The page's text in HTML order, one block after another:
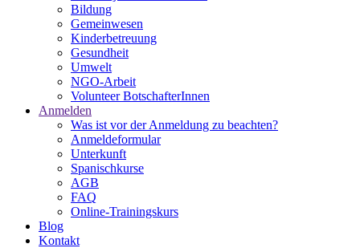
Bildung
Gemeinwesen
Kinderbetreuung
Gesundheit
Umwelt
NGO-Arbeit
Volunteer BotschafterInnen
Anmelden
Was ist vor der Anmeldung zu beachten?
Anmeldeformular
Unterkunft
Spanischkurse
AGB
FAQ
Online-Trainingskurs
Blog
Kontakt